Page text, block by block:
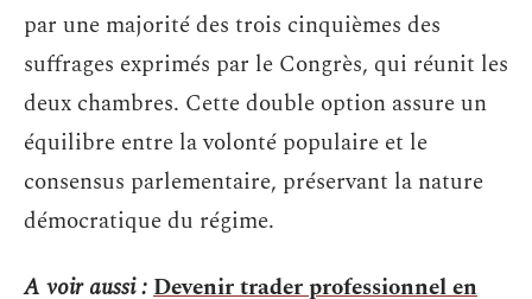
par une majorité des trois cinquièmes des
suffrages exprimés par le Congrès, qui réunit les
deux chambres. Cette double option assure un
équilibre entre la volonté populaire et le
consensus parlementaire, préservant la nature
démocratique du régime.
A voir aussi :Devenir trader professionnel en